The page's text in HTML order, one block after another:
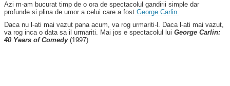
Azi m-am bucurat timp de o ora de spectacolul gandirii simple dar
profunde si plina de umor a celui care a fost George Carlin.
Daca nu l-ati mai vazut pana acum, va rog urmariti-l. Daca l-ati mai vazut,
va rog inca o data sa il urmariti. Mai jos e spectacolul lui George Carlin:
40 Years of Comedy(1997)